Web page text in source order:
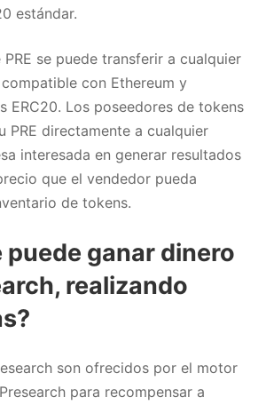
estándar.
se puede transferir a cualquier
con Ethereum y
ERC20. Los poseedores de tokens
PRE directamente a cualquier
interesada en generar resultados
que el vendedor pueda
de tokens.
puede ganar dinero
realizando
son ofrecidos por el motor
para recompensar a